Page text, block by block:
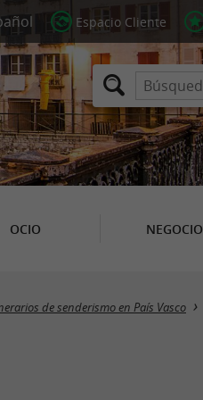
Espacio Cliente
OCIO NEGOCIO
de senderismo en País Vasco